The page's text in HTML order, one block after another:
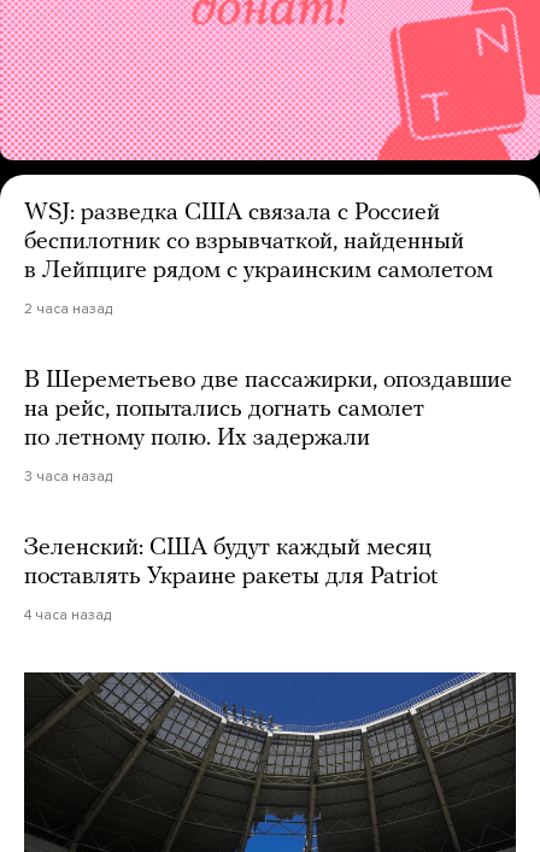
WSJ: разведка США связала с Россией
беспилотник со взрывчаткой, найденный
в Лейпциге рядом с украинским самолетом
2 часа назад
В Шереметьево две пассажирки, опоздавшие
на рейс, попытались догнать самолет
по летному полю. Их задержали
3 часа назад
Зеленский: США будут каждый месяц
поставлять Украине ракеты для Patriot
4 часа назад